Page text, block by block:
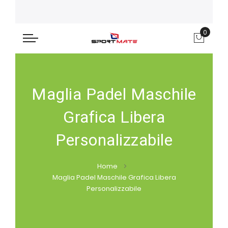
0
Maglia Padel Maschile
Grafica Libera
Personalizzabile
Home
Maglia Padel Maschile Grafica Libera
Personalizzabile